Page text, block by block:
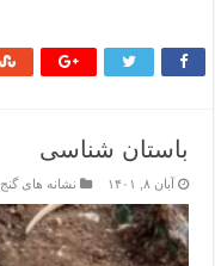
باستان شناسی
آبان ۸, ۱۴۰۱ نشانه های گنج